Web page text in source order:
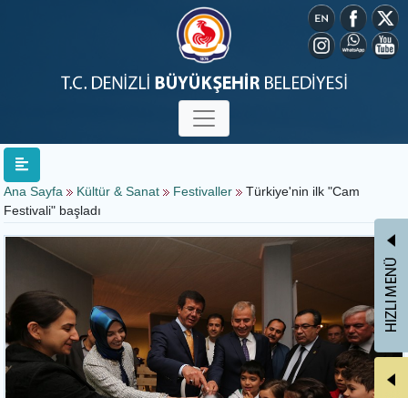
Ana Sayfa Kültür & Sanat Festivaller
Türkiye'nin ilk "Cam
Festivali" başladı